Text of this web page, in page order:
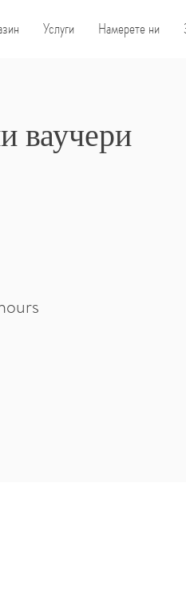
Услуги Намерете ни
ваучери